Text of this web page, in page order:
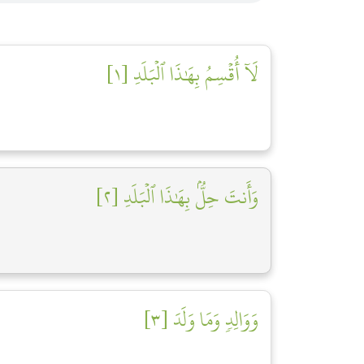
لَآ أُقۡسِمُ بِهَٰذَا ٱلۡبَلَدِ [١]
وَأَنتَ حِلُّۢ بِهَٰذَا ٱلۡبَلَدِ [٢]
وَوَالِدٖ وَمَا وَلَدَ [٣]